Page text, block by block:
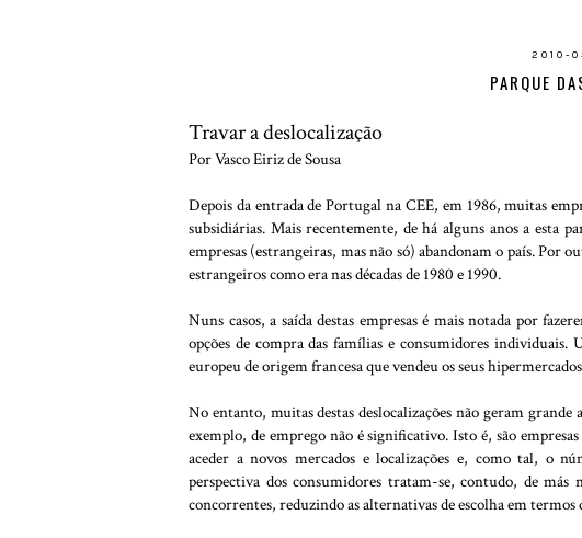
2010-
PARQUE
Travar a deslocalização
Por Vasco Eiriz de Sousa
Depois da entrada de Portugal na CEE, em 1986, muitas
subsidiárias. Mais recentemente, de há alguns anos a esta
empresas (estrangeiras, mas não só) abandonam o país.
estrangeiros como era nas décadas de 1980 e 1990.
Nuns casos, a saída destas empresas é mais notada por
opções de compra das famílias e consumidores
europeu de origem francesa que vendeu os seus
No entanto, muitas destas deslocalizações não geram
exemplo, de emprego não é significativo. Isto é, são
aceder a novos mercados e localizações e, como tal, o
perspectiva dos consumidores tratam-se, contudo, de
concorrentes, reduzindo as alternativas de escolha em termos